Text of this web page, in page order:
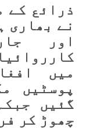
ذرائع کے
نے بھاری
اور
میں
پوسٹیں
گئیں
چھوڑ کر